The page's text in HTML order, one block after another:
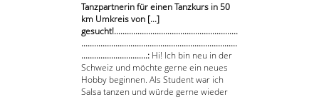
Tanzpartnerin für einen Tanzkurs in 50
km Umkreis von [...]
gesucht!..........................................................
.........................................................................
...............................: Hi! Ich bin neu in der
Schweiz und möchte gerne ein neues
Hobby beginnen. Als Student war ich
Salsa tanzen und würde gerne wieder